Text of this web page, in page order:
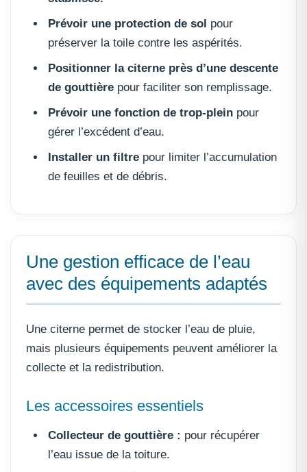
Prévoir une protection de sol pour
préserver la toile contre les aspérités.
Positionner la citerne près d’une descente
de gouttière pour faciliter son remplissage.
Prévoir une fonction de trop-plein pour
gérer l’excédent d’eau.
Installer un filtre pour limiter l’accumulation
de feuilles et de débris.
Une gestion efficace de l’eau
avec des équipements adaptés
Une citerne permet de stocker l’eau de pluie,
mais plusieurs équipements peuvent améliorer la
collecte et la redistribution.
Les accessoires essentiels
Collecteur de gouttière : pour récupérer
l’eau issue de la toiture.